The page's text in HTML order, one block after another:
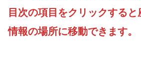
目次の項目をクリックする
情報の場所に移動できます。